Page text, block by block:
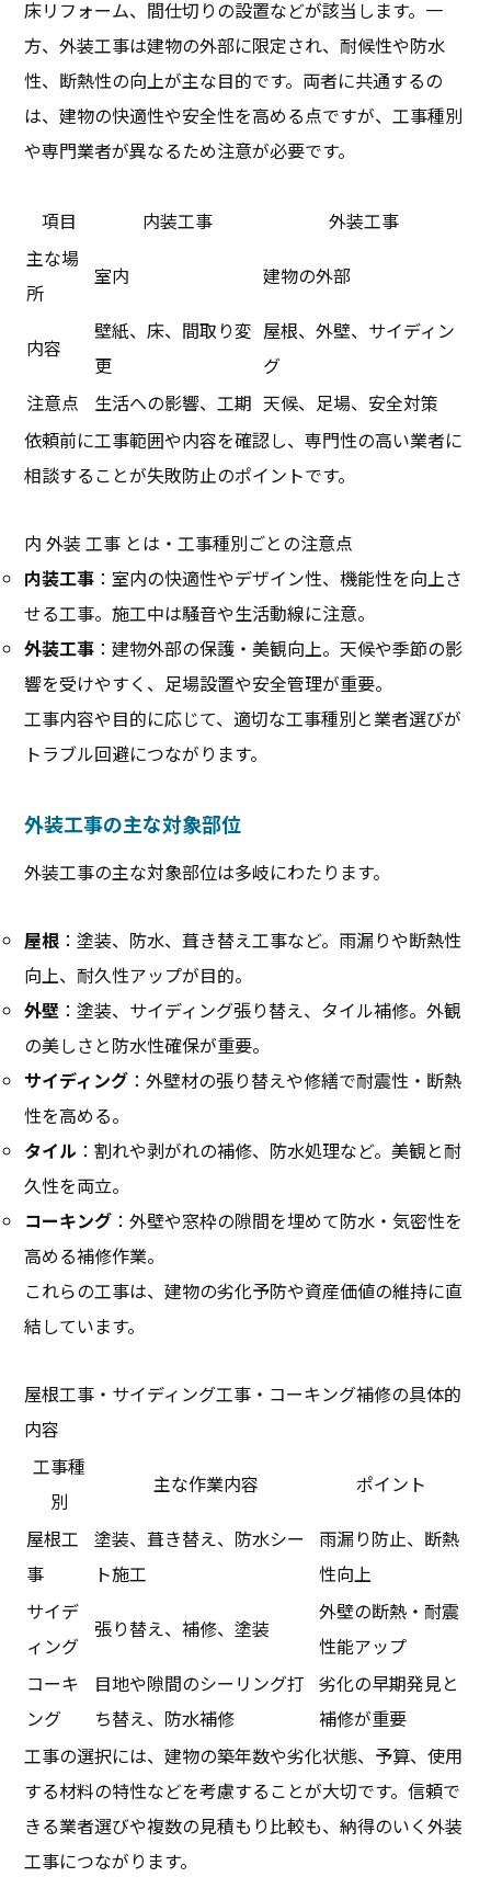
床リフォーム、間仕切りの設置などが該当します。一
方、外装工事は建物の外部に限定され、耐候性や防水
性、断熱性の向上が主な目的です。両者に共通するの
は、建物の快適性や安全性を高める点ですが、工事種別
や専門業者が異なるため注意が必要です。
項目 内装工事
外装工事
主な場
所
室内 建物の外部
内容
壁紙、床、間取り変
更
屋根、外壁、サイディン
グ
注意点
生活への影響、工期 天候、足場、安全対策
依頼前に工事範囲や内容を確認し、専門性の高い業者に
相談することが失敗防止のポイントです。
内 外装 工事 とは・工事種別ごとの注意点
内装工事 ：室内の快適性やデザイン性、機能性を向上さ
せる工事。施工中は騒音や生活動線に注意。
外装工事 ：建物外部の保護・美観向上。天候や季節の影
響を受けやすく、足場設置や安全管理が重要。
工事内容や目的に応じて、適切な工事種別と業者選びが
トラブル回避につながります。
外装工事の主な対象部位
外装工事の主な対象部位は多岐にわたります。
屋根 ：塗装、防水、葺き替え工事など。雨漏りや断熱性
向上、耐久性アップが目的。
外壁 ：塗装、サイディング張り替え、タイル補修。外観
の美しさと防水性確保が重要。
サイディング ：外壁材の張り替えや修繕で耐震性・断熱
性を高める。
タイル ：割れや剥がれの補修、防水処理など。美観と耐
久性を両立。
コーキング ：外壁や窓枠の隙間を埋めて防水・気密性を
高める補修作業。
これらの工事は、建物の劣化予防や資産価値の維持に直
結しています。
屋根工事・サイディング工事・コーキング補修の具体的
内容
工事種
別
主な作業内容 ポイント
屋根工
事
塗装、葺き替え、防水シー
ト施工
雨漏り防止、断熱
性向上
サイデ
ィング
張り替え、補修、塗装
外壁の断熱・耐震
性能アップ
コーキ
ング
目地や隙間のシーリング打
ち替え、防水補修
劣化の早期発見と
補修が重要
工事の選択には、建物の築年数や劣化状態、予算、使用
する材料の特性などを考慮することが大切です。信頼で
きる業者選びや複数の見積もり比較も、納得のいく外装
工事につながります。